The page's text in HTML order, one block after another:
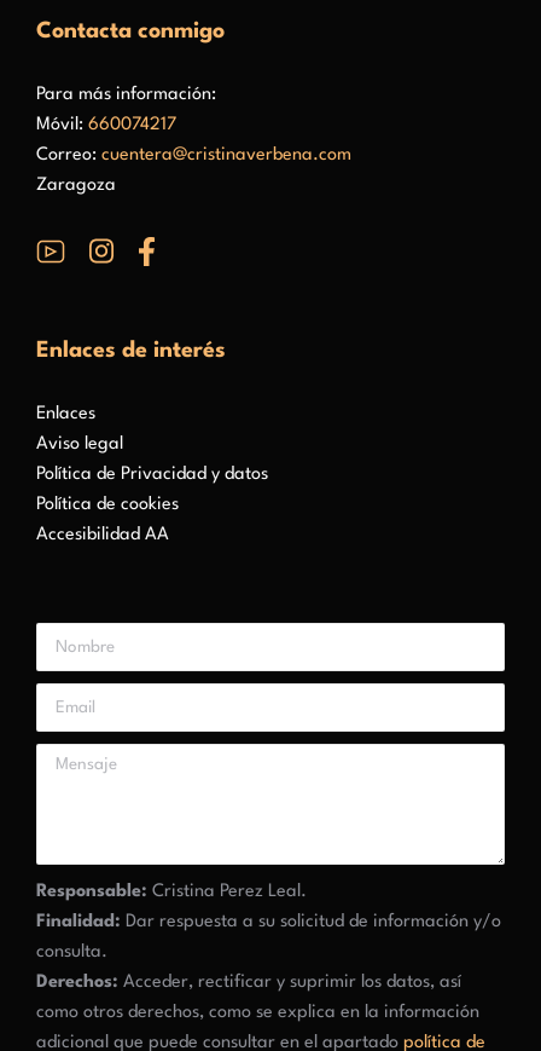
Contacta conmigo
Para más información:
Móvil: 660074217
Correo: cuentera@cristinaverbena.com
Zaragoza
Enlaces de interés
Enlaces
Aviso legal
Política de Privacidad y datos
Política de cookies
Accesibilidad AA
Responsable: Cristina Perez Leal.
Finalidad: Dar respuesta a su solicitud de información y/o
consulta.
Derechos: Acceder, rectificar y suprimir los datos, así
como otros derechos, como se explica en la información
adicional que puede consultar en el apartado política de